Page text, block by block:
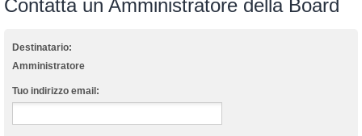
Contatta un Amministratore della Board
Destinatario:
Amministratore
Tuo indirizzo email: